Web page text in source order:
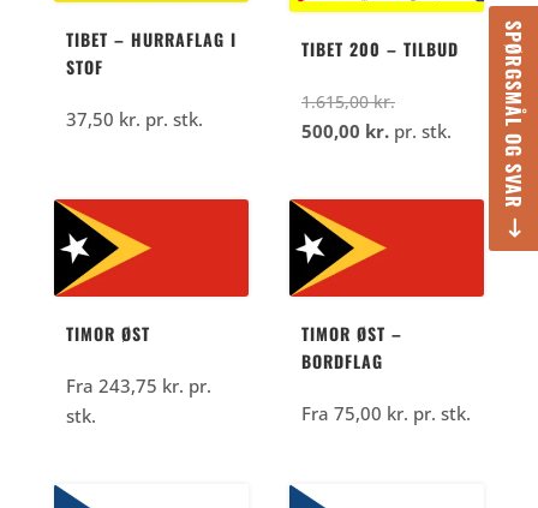
SPØRGSMÅL OG SVAR
TIBET – HURRAFLAG I
STOF
37,50 kr. pr. stk.
TIBET 200 – TILBUD
1.615,00kr.Den
oprindelige
500,00 kr. Den
pr. stk.
TIMOR ØST
Fra 243,75 kr. pr.
stk.
TIMOR ØST –
BORDFLAG
Fra75,00 kr. pr. stk.